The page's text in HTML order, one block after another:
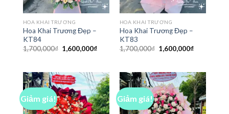
HOA KHAI TRƯƠNG
Hoa Khai Trương Đẹp –
KT84
1,700,000₫ Giá
gốc
1,600,000₫Giá
1,600,000₫.
HOA KHAI TRƯƠNG
Hoa Khai Trương Đẹp –
KT83
1,700,000₫ Giá
gốc
1,600,000₫Giá
Giảm giá! Giảm giá!